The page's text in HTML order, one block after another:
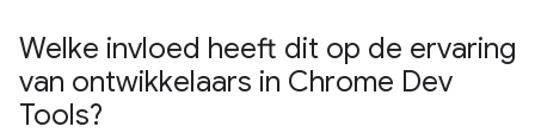
Welke invloed heeft dit op de ervaring
van ontwikkelaars in Chrome Dev
Tools?